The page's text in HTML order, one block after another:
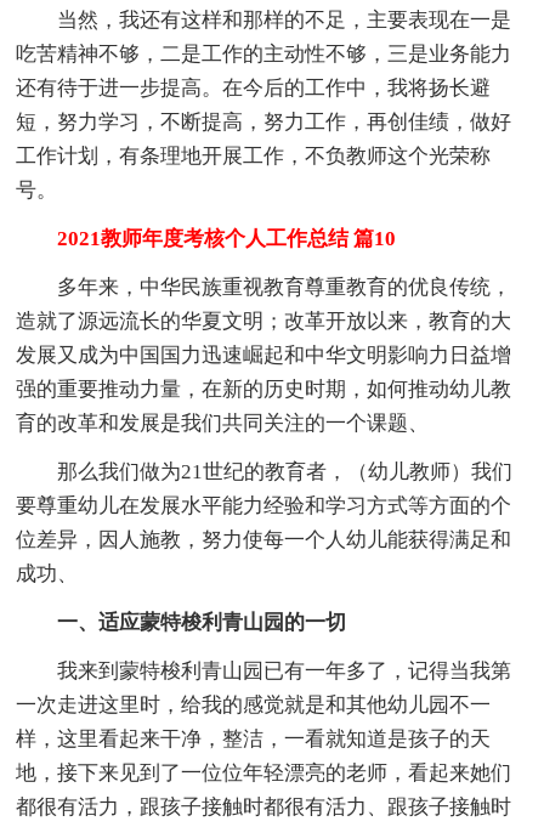
当然，我还有这样和那样的不足，主要表现在一是
吃苦精神不够，二是工作的主动性不够，三是业务能力
还有待于进一步提高。在今后的工作中，我将扬长避
短，努力学习，不断提高，努力工作，再创佳绩，做好
工作计划，有条理地开展工作，不负教师这个光荣称
号。
2021教师年度考核个人工作总结 篇10
多年来，中华民族重视教育尊重教育的优良传统，
造就了源远流长的华夏文明；改革开放以来，教育的大
发展又成为中国国力迅速崛起和中华文明影响力日益增
强的重要推动力量，在新的历史时期，如何推动幼儿教
育的改革和发展是我们共同关注的一个课题、
那么我们做为21世纪的教育者，（幼儿教师）我们
要尊重幼儿在发展水平能力经验和学习方式等方面的个
位差异，因人施教，努力使每一个人幼儿能获得满足和
成功、
一、适应蒙特梭利青山园的一切
我来到蒙特梭利青山园已有一年多了，记得当我第
一次走进这里时，给我的感觉就是和其他幼儿园不一
样，这里看起来干净，整洁，一看就知道是孩子的天
地，接下来见到了一位位年轻漂亮的老师，看起来她们
都很有活力，跟孩子接触时都很有活力、跟孩子接触时